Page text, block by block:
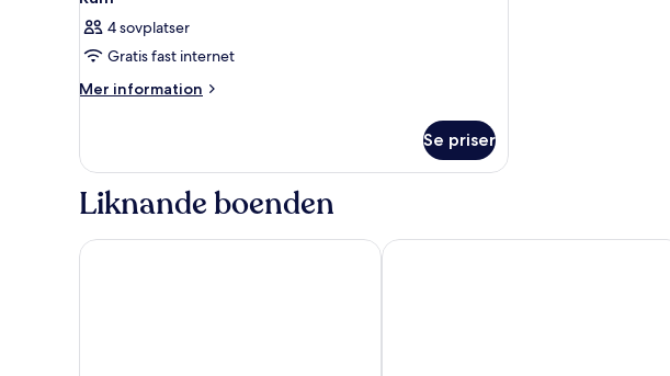
4 sovplatser
Gratis fast internet
Mer information
Mer
Se priser
Liknande boenden
H2 Hotel Berlin Alexanderplatz Ibis Budget Berlin Alexanderplatz